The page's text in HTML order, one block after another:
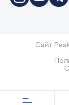
Сайт